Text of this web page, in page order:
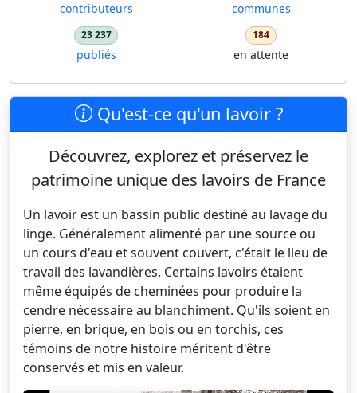
contributeurs communes
23 237
publiés
184
en attente
Qu'est-ce qu'un lavoir ?
Découvrez, explorez et préservez le
patrimoine unique des lavoirs de France
Un lavoir est un bassin public destiné au lavage du
linge. Généralement alimenté par une source ou
un cours d'eau et souvent couvert, c'était le lieu de
travail des lavandières. Certains lavoirs étaient
même équipés de cheminées pour produire la
cendre nécessaire au blanchiment. Qu'ils soient en
pierre, en brique, en bois ou en torchis, ces
témoins de notre histoire méritent d'être
conservés et mis en valeur.